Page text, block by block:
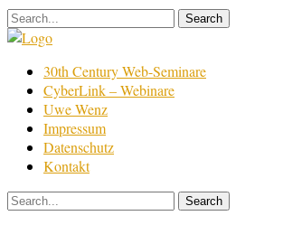
Skip
to
Film
Bearbeitung
30th Century Web-Seminare
CyberLink – Webinare
Uwe Wenz
Impressum
Datenschutz
Kontakt